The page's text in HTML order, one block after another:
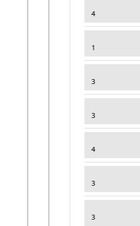
4
1
3
3
4
3
3